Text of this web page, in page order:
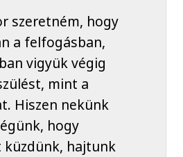
szeretném, hogy
a felfogásban,
vigyük végig
mint a
Hiszen nekünk
hogy
küzdünk, hajtunk